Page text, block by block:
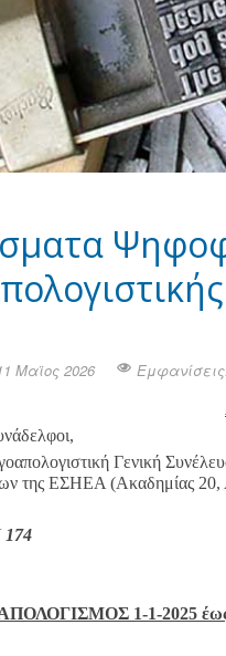
Μαϊος 2026
Γενική
της ΕΣΗΕΑ (Ακαδημίας 20,
174
1-1-2025 έως